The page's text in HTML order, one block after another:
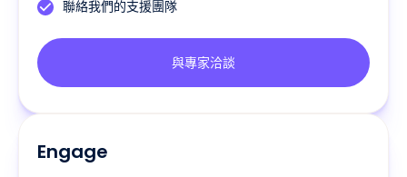
聯絡我們的支援團隊
與專家洽談
Engage